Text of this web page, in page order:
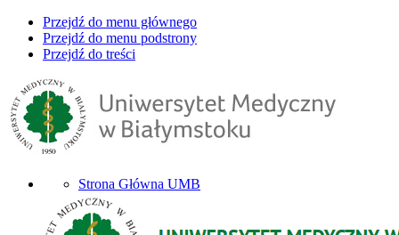
Przejdź do menu głównego
Przejdź do menu podstrony
Przejdź do treści
Strona Główna UMB